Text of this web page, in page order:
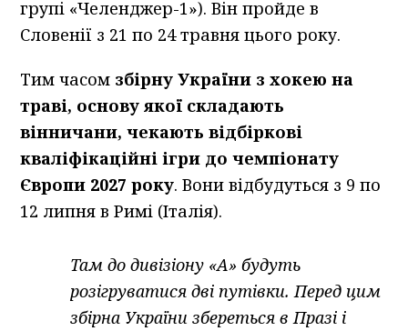
групі «Челенджер-1»). Він пройде в
Словенії з 21 по 24 травня цього року.
Тим часом збірну України з хокею на
траві, основу якої складають
вінничани, чекають відбіркові
кваліфікаційні ігри до чемпіонату
Європи 2027 року. Вони відбудуться з 9 по
12 липня в Римі (Італія).
Там до дивізіону «А» будуть
розігруватися дві путівки. Перед цим
збірна України збереться в Празі і